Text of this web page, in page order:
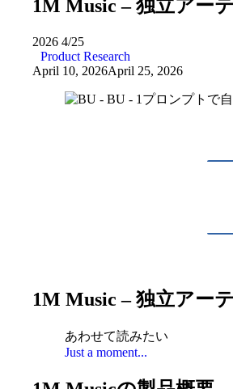
1M Music – 独立アー
2026 4/25
Product Research
April 10, 2026April 25, 2026
1M Music – 独立アー
あわせて読みたい
Just a moment...